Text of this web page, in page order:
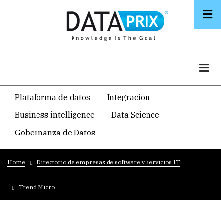
Navegacion
temática
principal
Plataforma de datos
Integracion
Business intelligence
Data Science
Gobernanza de Datos
Breadcrumb
Home Directorio de empresas de software y servicios IT
Trend Micro